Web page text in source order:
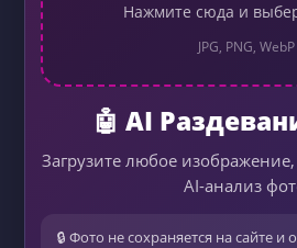
Нажмите сюда и
JPG, PNG, WebP
🤖 AI
Загрузите любое изображение,
AI-анализ
🔒 Фото не сохраняется на сайте и